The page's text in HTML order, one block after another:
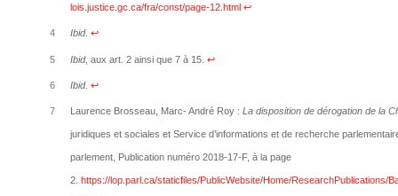
lois.justice.gc.ca/fra/const/page-12.html ↩︎
4 Ibid. ↩︎
5 Ibid, aux art. 2 ainsi que 7 à 15. ↩︎
6 Ibid. ↩︎
7 Laurence Brosseau, Marc- André Roy : La disposition de dérogation de la
juridiques et sociales et Service d’informations et de recherche
parlement, Publication numéro 2018-17-F, à la page
2. https://lop.parl.ca/staticfiles/PublicWebsite/Home/ResearchPublications/